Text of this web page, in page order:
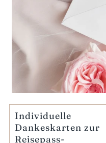
Individuelle
Dankeskarten zur
Reisepass-